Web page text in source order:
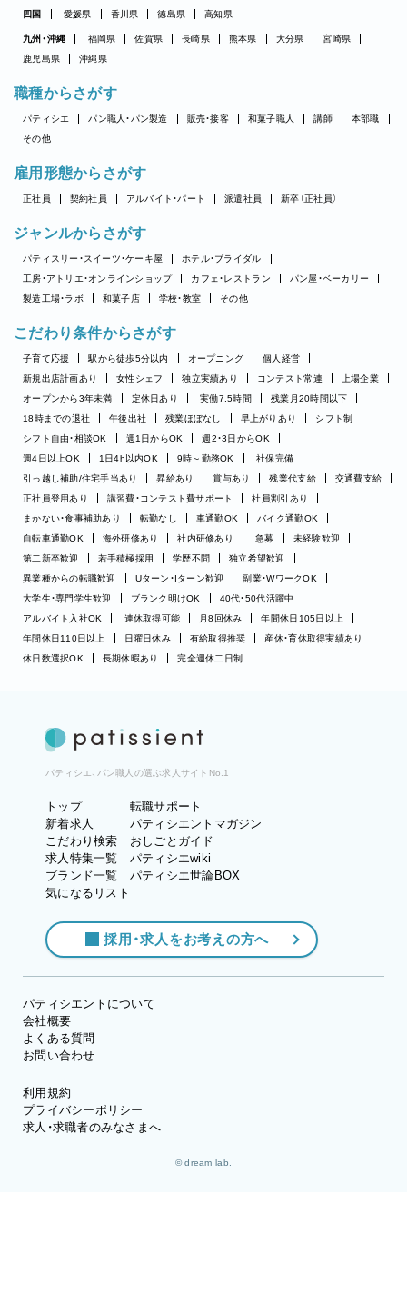
四国 愛媛県 香川県 徳島県 高知県
九州・沖縄 福岡県 佐賀県 長崎県 熊本県 大分県
宮崎県
鹿児島県
沖縄県
職種からさがす
パティシエ パン職人・パン製造 販売・接客 和菓子職人 講師
本部職
その他
雇用形態からさがす
正社員 契約社員 アルバイト・パート 派遣社員 新卒（正社員）
ジャンルからさがす
パティスリー・スイーツ・ケーキ屋
ホテル・ブライダル
工房・アトリエ・オンラインショップ
カフェ・レストラン
パン屋・ベーカリー
製造工場・ラボ
和菓子店 学校・教室 その他
こだわり条件からさがす
子育て応援 駅から徒歩5分以内 オープニング
個人経営
新規出店計画あり
女性シェフ 独立実績あり コンテスト常連
上場企業
オープンから3年未満
定休日あり 実働7.5時間
残業月20時間以下
18時までの退社
午後出社 残業ほぼなし 早上がりあり
シフト制
シフト自由・相談OK
週1日からOK
週2・3日からOK
週4日以上OK
1日4h以内OK 9時～勤務OK
社保完備
引っ越し補助/住宅手当あり
昇給あり 賞与あり 残業代支給
交通費支給
正社員登用あり
講習費・コンテスト費サポート
社員割引あり
まかない・食事補助あり
転勤なし 車通勤OK
バイク通勤OK
自転車通勤OK
海外研修あり 社内研修あり 急募
未経験歓迎
第二新卒歓迎
若手積極採用 学歴不問
独立希望歓迎
異業種からの転職歓迎
Uターン・Iターン歓迎
副業・WワークOK
大学生・専門学生歓迎
ブランク明けOK
40代・50代活躍中
アルバイト入社OK
連休取得可能 月8回休み
年間休日105日以上
年間休日110日以上
日曜日休み 有給取得推奨
産休・育休取得実績あり
休日数選択OK
長期休暇あり 完全週休二日制
パティシエ、パン職人の選ぶ求人サイトNo.1
トップ
新着求人
こだわり検索
求人特集一覧
ブランド一覧
気になるリスト
転職サポート
パティシエントマガジン
おしごとガイド
パティシエwiki
パティシエ世論BOX
採用・求人をお考えの方へ
パティシエントについて
会社概要
よくある質問
お問い合わせ
利用規約
プライバシーポリシー
求人・求職者のみなさまへ
© dream lab.